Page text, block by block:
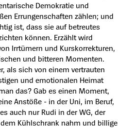
Demokratie und
Errungenschaften zählen; und
ist, dass sie auf betreutes
können. Erzählt wird
Irrtümern und Kurskorrekturen,
und bitteren Momenten.
als sich von einem vertrauten
und emotionalen Heimat
das? Gab es einen Moment,
Anstöße - in der Uni, im Beruf,
auch nur Rudi in der WG, der
Kühlschrank nahm und billige